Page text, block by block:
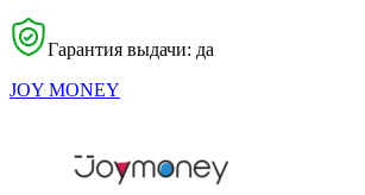
Гарантия выдачи: да
JOY MONEY